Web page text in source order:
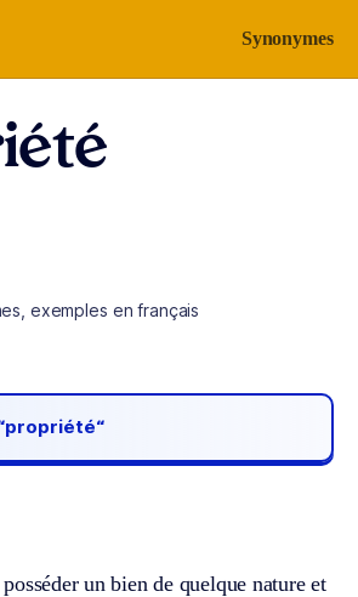
Synonymes
exemples en français
un bien de quelque nature et